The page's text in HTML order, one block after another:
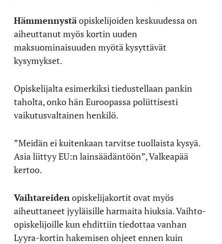
Hämmennystäopiskelijoiden keskuudessa on
aiheuttanut myös kortin uuden
maksuominaisuuden myötä kysyttävät
kysymykset.
Opiskelijalta esimerkiksi tiedustellaan pankin
taholta, onko hän Euroopassa poliittisesti
vaikutusvaltainen henkilö.
”Meidän ei kuitenkaan tarvitse tuollaista kysyä.
Asia liittyy EU:n lainsäädäntöön”, Valkeapää
kertoo.
Vaihtareiden opiskelijakortit ovat myös
aiheuttaneet jyyläisille harmaita hiuksia. Vaihto-
opiskelijoille kun ehdittiin tiedottaa vanhan
Lyyra-kortin hakemisen ohjeet ennen kuin